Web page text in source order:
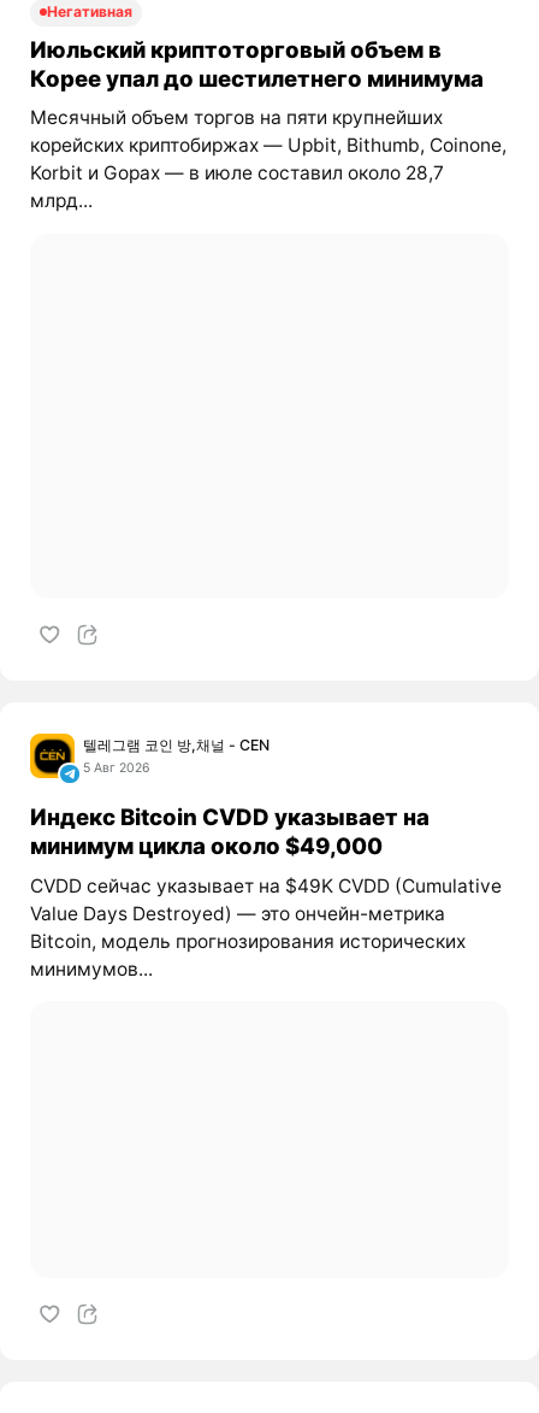
Негативная
Июльский криптоторговый объем в
Корее упал до шестилетнего минимума
Месячный объем торгов на пяти крупнейших
корейских криптобиржах — Upbit, Bithumb, Coinone,
Korbit и Gopax — в июле составил около 28,7
млрд...
텔레그램 코인 방,채널 - CEN
5 Авг 2026
Индекс Bitcoin CVDD указывает на
минимум цикла около $49,000
CVDD сейчас указывает на $49K CVDD (Cumulative
Value Days Destroyed) — это ончейн-метрика
Bitcoin, модель прогнозирования исторических
минимумов...